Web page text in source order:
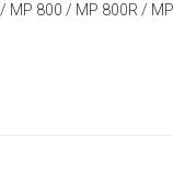
800 / MP 800R /